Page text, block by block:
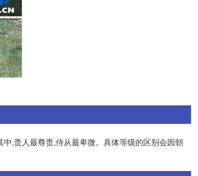
,贵人最尊贵,侍从最卑微。具体等级的区别会因朝